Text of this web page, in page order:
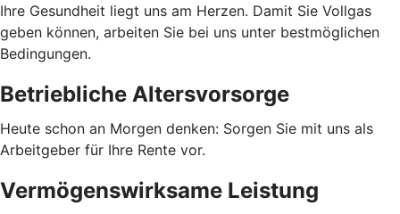
Ihre Gesundheit liegt uns am Herzen. Damit Sie Vollgas
geben können, arbeiten Sie bei uns unter bestmöglichen
Bedingungen.
Betriebliche Altersvorsorge
Heute schon an Morgen denken: Sorgen Sie mit uns als
Arbeitgeber für Ihre Rente vor.
Vermögenswirksame Leistung